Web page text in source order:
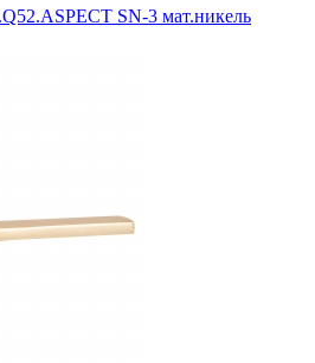
SN-3 мат.никель